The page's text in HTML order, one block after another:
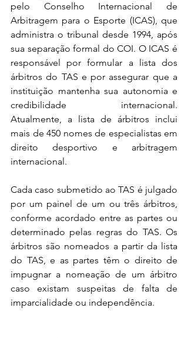
pelo Conselho Internacional de
Arbitragem para o Esporte (ICAS), que
administra o tribunal desde 1994, após
sua separação formal do COI. O ICAS é
responsável por formular a lista dos
árbitros do TAS e por assegurar que a
instituição mantenha sua autonomia e
credibilidade internacional.
Atualmente, a lista de árbitros inclui
mais de 450 nomes de especialistas em
direito desportivo e arbitragem
internacional.
Cada caso submetido ao TAS é julgado
por um painel de um ou três árbitros,
conforme acordado entre as partes ou
determinado pelas regras do TAS. Os
árbitros são nomeados a partir da lista
do TAS, e as partes têm o direito de
impugnar a nomeação de um árbitro
caso existam suspeitas de falta de
imparcialidade ou independência.